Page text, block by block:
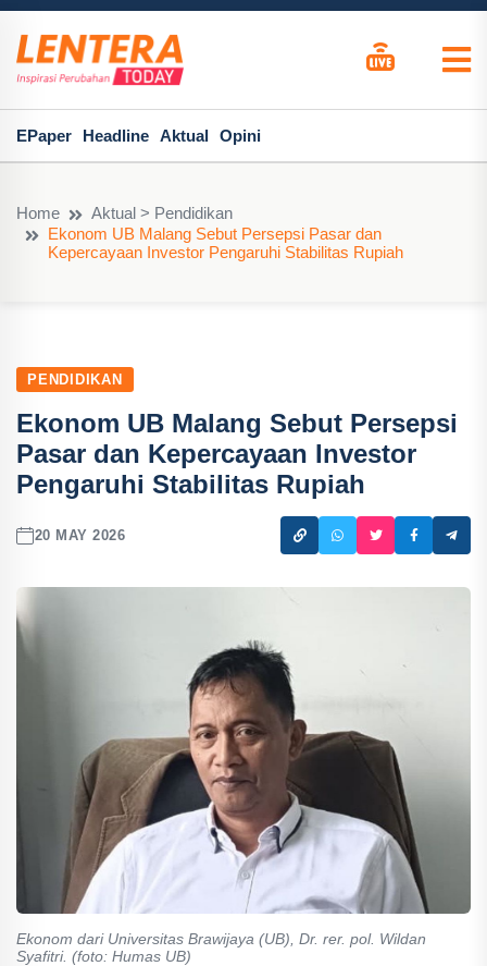
EPaper Headline Aktual Opini
Home
Aktual > Pendidikan
Ekonom UB Malang Sebut Persepsi Pasar dan
Kepercayaan Investor Pengaruhi Stabilitas Rupiah
PENDIDIKAN
Ekonom UB Malang Sebut Persepsi
Pasar dan Kepercayaan Investor
Pengaruhi Stabilitas Rupiah
20 MAY 2026
Ekonom dari Universitas Brawijaya (UB), Dr. rer. pol. Wildan
Syafitri. (foto: Humas UB)